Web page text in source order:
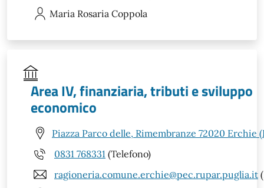
Maria Rosaria Coppola
Area IV, finanziaria, tributi e sviluppo
economico
Piazza Parco delle, Rimembranze 72020 Erchie
0831 768331 (Telefono)
ragioneria.comune.erchie@pec.rupar.puglia.it